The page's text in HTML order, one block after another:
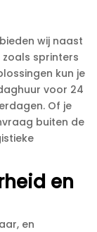
wij naast
sprinters
kun je
voor 24
Of je
buiten de
en
en